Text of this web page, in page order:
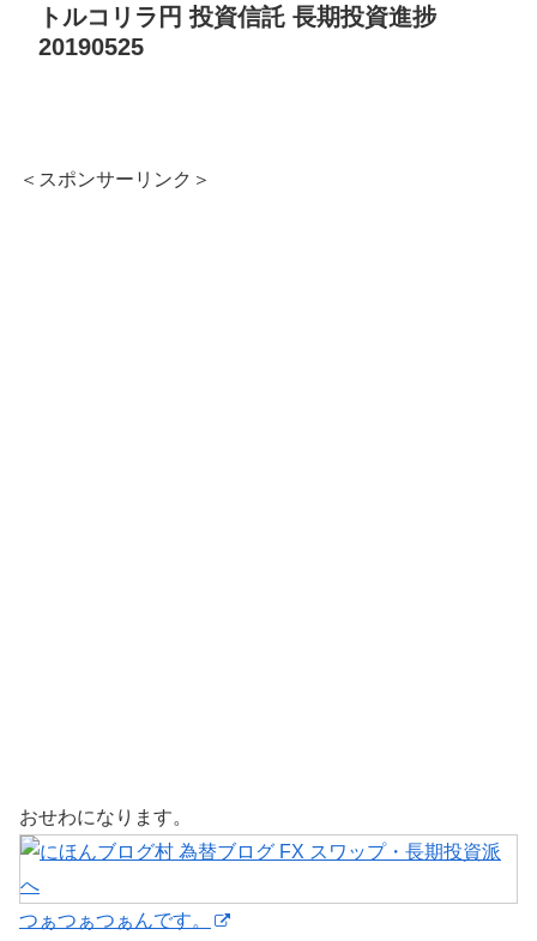
トルコリラ円 投資信託 長期投資進捗
20190525
＜スポンサーリンク＞
おせわになります。
つぁつぁつぁんです。